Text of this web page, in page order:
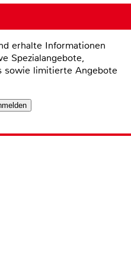
erhalte Informationen
Spezialangebote,
sowie limitierte Angebote